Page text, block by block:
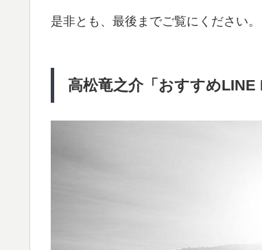
是非とも、最後までご覧にください。
高松竜之介「おすすめLINE